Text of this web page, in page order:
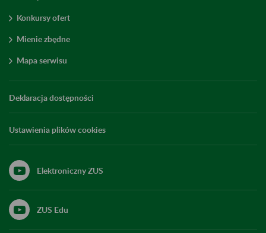
Konkursy ofert
Mienie zbędne
Mapa serwisu
Deklaracja dostępności
Ustawienia plików cookies
Elektroniczny ZUS
ZUS Edu